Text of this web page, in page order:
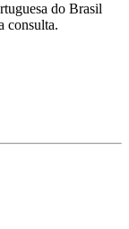
do Brasil
consulta.